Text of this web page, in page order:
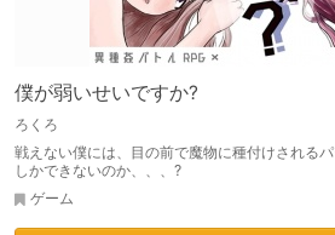
僕が弱いせいですか?
ろくろ
戦えない僕には、目の前で魔物に種付けされる
しかできないのか、、、?
ゲーム